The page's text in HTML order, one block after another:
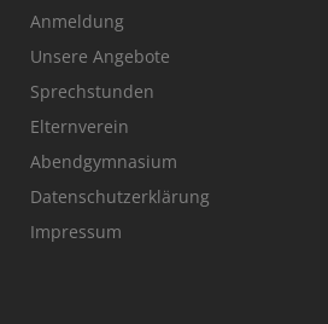
Anmeldung
Unsere Angebote
Sprechstunden
Elternverein
Abendgymnasium
Datenschutzerklärung
Impressum